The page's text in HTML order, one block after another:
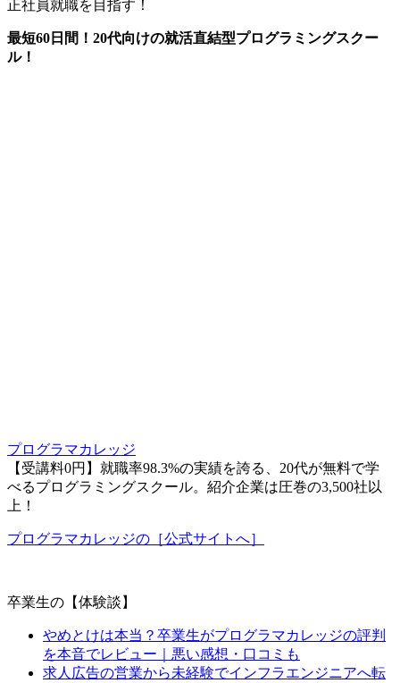
正社員就職を目指す！
最短60日間！20代向けの就活直結型プログラミングスクー
ル！
プログラマカレッジ
【受講料0円】就職率98.3%の実績を誇る、20代が無料で学
べるプログラミングスクール。紹介企業は圧巻の3,500社以
上！
プログラマカレッジの［公式サイトへ］
卒業生の【体験談】
やめとけは本当？卒業生がプログラマカレッジの評判
を本音でレビュー｜悪い感想・口コミも
求人広告の営業から未経験でインフラエンジニアへ転